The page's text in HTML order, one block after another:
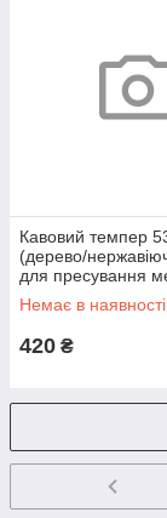
Кавовий темпер
(дерево/
для пресування
T-5827/1
Немає в наявності
420 ₴